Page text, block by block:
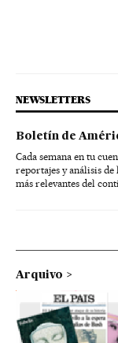
NEWSLETTERS
Boletín de
Cada semana en tu
reportajes y análisis
más relevantes del
Arquivo